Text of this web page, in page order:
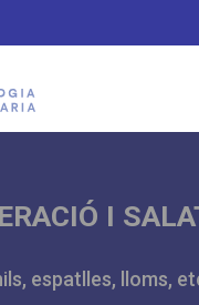
I
espatlles, lloms,